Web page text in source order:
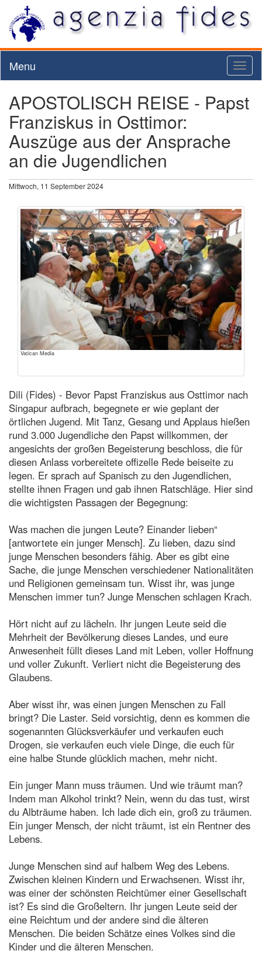
Menu
APOSTOLISCH REISE - Papst
Franziskus in Osttimor:
Auszüge aus der Ansprache
an die Jugendlichen
Mittwoch, 11 September 2024
Vatican Media
Dili (Fides) - Bevor Papst Franziskus aus Osttimor nach
Singapur aufbrach, begegnete er wie geplant der
örtlichen Jugend. Mit Tanz, Gesang und Applaus hießen
rund 3.000 Jugendliche den Papst willkommen, der
angesichts der großen Begeisterung beschloss, die für
diesen Anlass vorbereitete offizelle Rede beiseite zu
legen. Er sprach auf Spanisch zu den Jugendlichen,
stellte ihnen Fragen und gab ihnen Ratschläge. Hier sind
die wichtigsten Passagen der Begegnung:
Was machen die jungen Leute? Einander lieben“
[antwortete ein junger Mensch]. Zu lieben, dazu sind
junge Menschen besonders fähig. Aber es gibt eine
Sache, die junge Menschen verschiedener Nationalitäten
und Religionen gemeinsam tun. Wisst ihr, was junge
Menschen immer tun? Junge Menschen schlagen Krach.
Hört nicht auf zu lächeln. Ihr jungen Leute seid die
Mehrheit der Bevölkerung dieses Landes, und eure
Anwesenheit füllt dieses Land mit Leben, voller Hoffnung
und voller Zukunft. Verliert nicht die Begeisterung des
Glaubens.
Aber wisst ihr, was einen jungen Menschen zu Fall
bringt? Die Laster. Seid vorsichtig, denn es kommen die
sogenannten Glücksverkäufer und verkaufen euch
Drogen, sie verkaufen euch viele Dinge, die euch für
eine halbe Stunde glücklich machen, mehr nicht.
Ein junger Mann muss träumen. Und wie träumt man?
Indem man Alkohol trinkt? Nein, wenn du das tust, wirst
du Albträume haben. Ich lade dich ein, groß zu träumen.
Ein junger Mensch, der nicht träumt, ist ein Rentner des
Lebens.
Junge Menschen sind auf halbem Weg des Lebens.
Zwischen kleinen Kindern und Erwachsenen. Wisst ihr,
was einer der schönsten Reichtümer einer Gesellschaft
ist? Es sind die Großeltern. Ihr jungen Leute seid der
eine Reichtum und der andere sind die älteren
Menschen. Die beiden Schätze eines Volkes sind die
Kinder und die älteren Menschen.